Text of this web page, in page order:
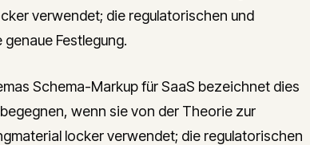
verwendet; die regulatorischen und
Festlegung.
Schema-Markup für SaaS bezeichnet dies
wenn sie von der Theorie zur
locker verwendet; die regulatorischen